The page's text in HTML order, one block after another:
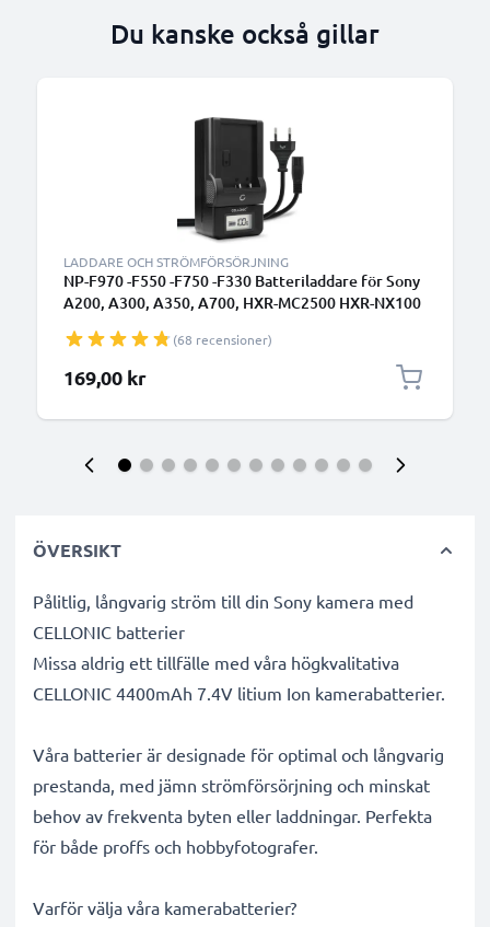
Du kanske också gillar
LADDARE OCH STRÖMFÖRSÖRJNING
NP-F970 -F550 -F750 -F330 Batteriladdare för Sony
A200, A300, A350, A700, HXR-MC2500 HXR-NX100
Kamerabatterier från CELLONIC
(68 recensioner)
169,00 kr
ÖVERSIKT
Pålitlig, långvarig ström till din Sony kamera med
CELLONIC batterier
Missa aldrig ett tillfälle med våra högkvalitativa
CELLONIC 4400mAh 7.4V litium Ion kamerabatterier.
Våra batterier är designade för optimal och långvarig
prestanda, med jämn strömförsörjning och minskat
behov av frekventa byten eller laddningar. Perfekta
för både proffs och hobbyfotografer.
Varför välja våra kamerabatterier?